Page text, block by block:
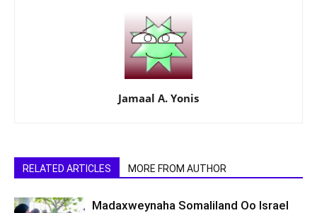
Jamaal A. Yonis
RELATED ARTICLES MORE FROM AUTHOR
Madaxweynaha Somaliland Oo Israel